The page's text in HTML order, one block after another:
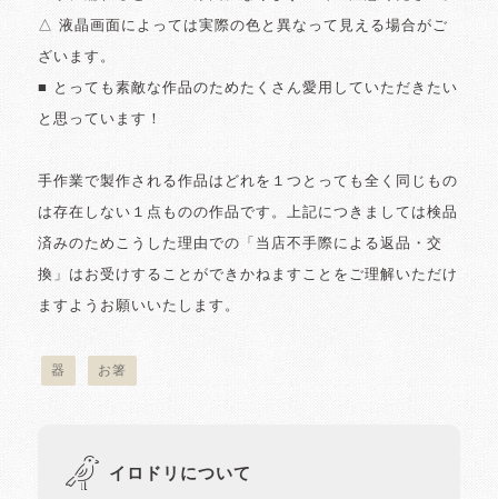
△ 液晶画面によっては実際の色と異なって見える場合がご
ざいます。
■ とっても素敵な作品のためたくさん愛用していただきたい
と思っています！
手作業で製作される作品はどれを１つとっても全く同じもの
は存在しない１点ものの作品です。上記につきましては検品
済みのためこうした理由での「当店不手際による返品・交
換」はお受けすることができかねますことをご理解いただけ
ますようお願いいたします。
器 お箸
イロドリについて